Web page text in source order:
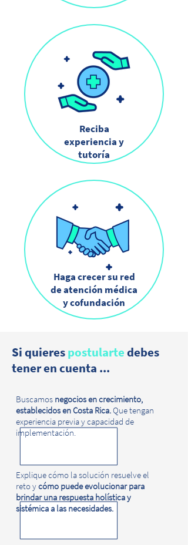
Haga crecer su red
de atención médica
y cofundación
Reciba
experiencia y
tutoría
Si quierespostulartedebes
tener en cuenta ...
Buscamos negocios en crecimiento,
establecidos en Costa Rica.Que tengan
experiencia previa y capacidad de
implementación.
Explique cómo la solución resuelve el
reto ycómo puede evolucionar para
brindar una respuesta holística y
sistémica a las necesidades.